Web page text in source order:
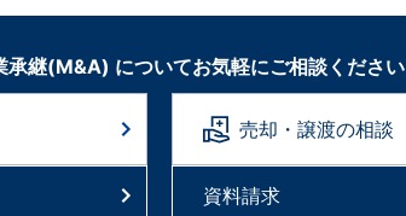
承継(M&A) についてお気軽にご相談ください
売却・譲渡の相談
資料請求